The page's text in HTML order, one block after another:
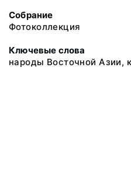
Собрание
Фотоколлекция
Ключевые слова
народы Восточной Азии,